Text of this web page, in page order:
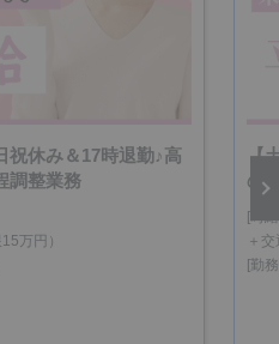
祝休み＆17時退勤♪高
調整業務
万円）
【
の
[時
＋
[勤
Next